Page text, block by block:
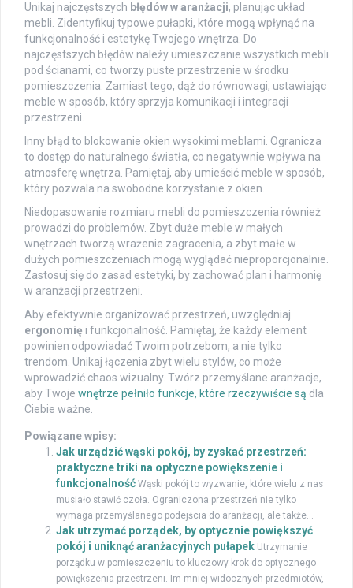
Unikaj najczęstszych błędów w aranżacji, planując układ
mebli. Zidentyfikuj typowe pułapki, które mogą wpłynąć na
funkcjonalność i estetykę Twojego wnętrza. Do
najczęstszych błędów należy umieszczanie wszystkich mebli
pod ścianami, co tworzy puste przestrzenie w środku
pomieszczenia. Zamiast tego, dąż do równowagi, ustawiając
meble w sposób, który sprzyja komunikacji i integracji
przestrzeni.
Inny błąd to blokowanie okien wysokimi meblami. Ogranicza
to dostęp do naturalnego światła, co negatywnie wpływa na
atmosferę wnętrza. Pamiętaj, aby umieścić meble w sposób,
który pozwala na swobodne korzystanie z okien.
Niedopasowanie rozmiaru mebli do pomieszczenia również
prowadzi do problemów. Zbyt duże meble w małych
wnętrzach tworzą wrażenie zagracenia, a zbyt małe w
dużych pomieszczeniach mogą wyglądać nieproporcjonalnie.
Zastosuj się do zasad estetyki, by zachować plan i harmonię
w aranżacji przestrzeni.
Aby efektywnie organizować przestrzeń, uwzględniaj
ergonomię i funkcjonalność. Pamiętaj, że każdy element
powinien odpowiadać Twoim potrzebom, a nie tylko
trendom. Unikaj łączenia zbyt wielu stylów, co może
wprowadzić chaos wizualny. Twórz przemyślane aranżacje,
aby Twoje wnętrze pełniło funkcje, które rzeczywiście są dla
Ciebie ważne.
Powiązane wpisy:
Jak urządzić wąski pokój, by zyskać przestrzeń:
praktyczne triki na optyczne powiększenie i
funkcjonalność Wąski pokój to wyzwanie, które wielu z nas
musiało stawić czoła. Ograniczona przestrzeń nie tylko
wymaga przemyślanego podejścia do aranżacji, ale także...
Jak utrzymać porządek, by optycznie powiększyć
pokój i uniknąć aranżacyjnych pułapek Utrzymanie
porządku w pomieszczeniu to kluczowy krok do optycznego
powiększenia przestrzeni. Im mniej widocznych przedmiotów,